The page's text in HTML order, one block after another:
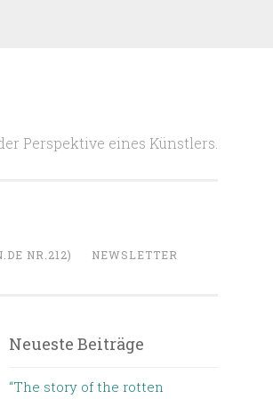
Perspektive eines Künstlers.
NR.212) NEWSLETTER
Neueste Beiträge
“The story of the rotten